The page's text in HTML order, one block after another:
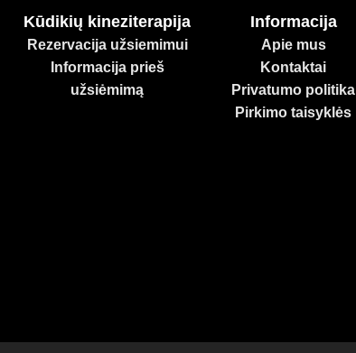
Kūdikių kineziterapija
Rezervacija užsiemimui
Informacija prieš
užsiėmimą
Informacija
Apie mus
Kontaktai
Privatumo politika
Pirkimo taisyklės